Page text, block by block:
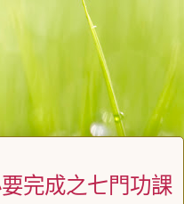
完成之七門功課